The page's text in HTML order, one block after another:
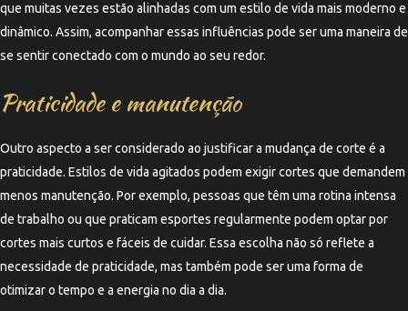
que muitas vezes estão alinhadas com um estilo de vida mais moderno e
dinâmico. Assim, acompanhar essas influências pode ser uma maneira de
se sentir conectado com o mundo ao seu redor.
Praticidade e manutenção
Outro aspecto a ser considerado ao justificar a mudança de corte é a
praticidade. Estilos de vida agitados podem exigir cortes que demandem
menos manutenção. Por exemplo, pessoas que têm uma rotina intensa
de trabalho ou que praticam esportes regularmente podem optar por
cortes mais curtos e fáceis de cuidar. Essa escolha não só reflete a
necessidade de praticidade, mas também pode ser uma forma de
otimizar o tempo e a energia no dia a dia.